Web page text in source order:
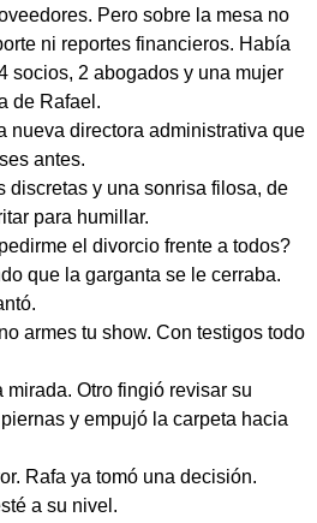
Pero sobre la mesa no
ni reportes financieros. Había
socios, 2 abogados y una mujer
de Rafael.
nueva directora administrativa que
antes.
discretas y una sonrisa filosa, de
para humillar.
el divorcio frente a todos?
que la garganta se le cerraba.
armes tu show. Con testigos todo
Otro fingió revisar su
y empujó la carpeta hacia
Rafa ya tomó una decisión.
a su nivel.